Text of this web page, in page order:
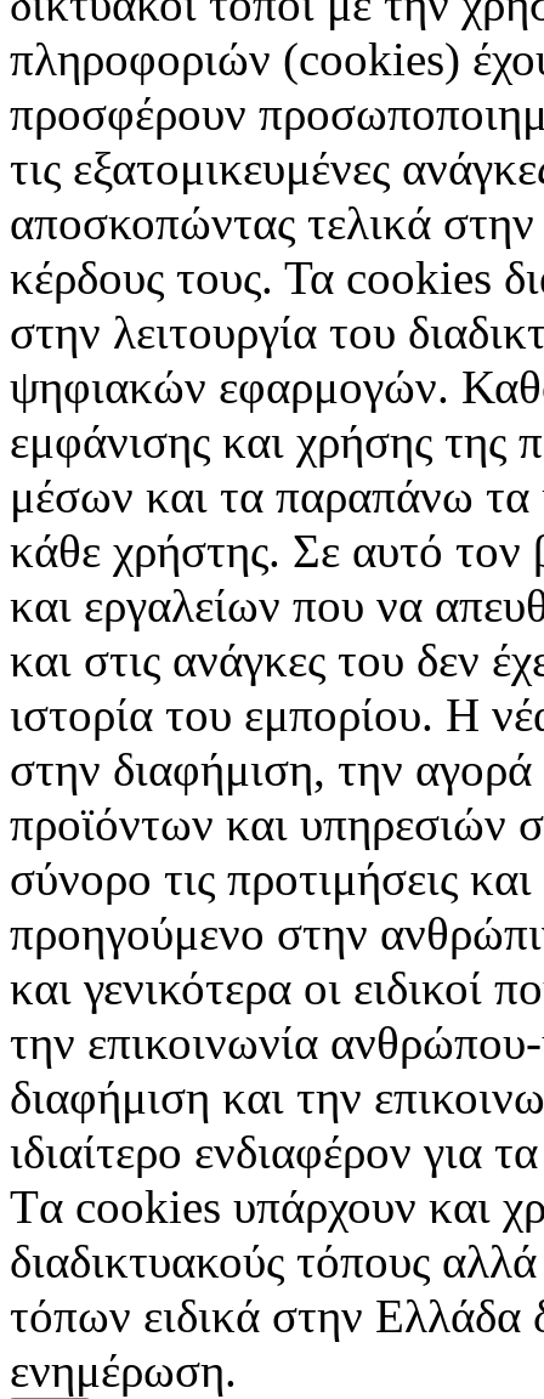
πληροφοριών (cookies)
προσφέρουν
τις εξατομικευμένες
αποσκοπώντας τελικά
κέρδους τους. Τα cookies
στην λειτουργία του
ψηφιακών εφαρμογών.
εμφάνισης και χρήσης της
μέσων και τα παραπάνω τα
κάθε χρήστης. Σε αυτό
και εργαλείων που να
και στις ανάγκες του δεν
ιστορία του εμπορίου. Η
στην διαφήμιση, την
προϊόντων και υπηρεσιών
σύνορο τις προτιμήσεις
προηγούμενο στην
και γενικότερα οι ειδικοί
την επικοινωνία
διαφήμιση και την
ιδιαίτερο ενδιαφέρον για
Tα cookies υπάρχουν και
διαδικτυακούς τόπους
τόπων ειδικά στην Ελλάδα
ενημέρωση.